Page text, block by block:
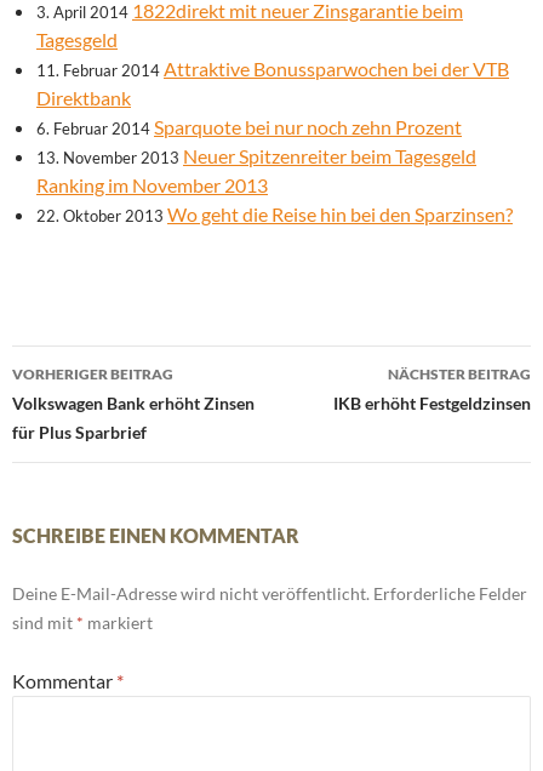
3. April 2014 1822direkt mit neuer Zinsgarantie beim
Tagesgeld
11. Februar 2014Attraktive Bonussparwochen bei der VTB
Direktbank
6. Februar 2014Sparquote bei nur noch zehn Prozent
13. November 2013 Neuer Spitzenreiter beim Tagesgeld
Ranking im November 2013
22. Oktober 2013 Wo geht die Reise hin bei den Sparzinsen?
Beitrags-
Navigation
VORHERIGER BEITRAG
Volkswagen Bank erhöht Zinsen
für Plus Sparbrief
NÄCHSTER BEITRAG
IKB erhöht Festgeldzinsen
SCHREIBE EINEN KOMMENTAR
Deine E-Mail-Adresse wird nicht veröffentlicht. Erforderliche Felder
sind mit * markiert
Kommentar *